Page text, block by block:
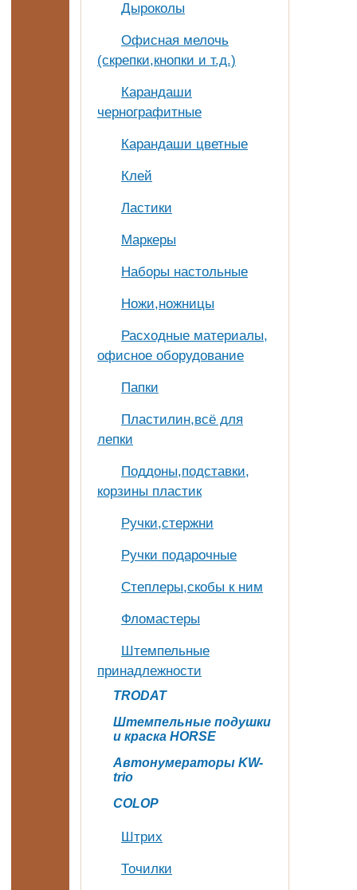
Дыроколы
Офисная мелочь
(скрепки,кнопки и т.д.)
Карандаши
чернографитные
Карандаши цветные
Клей
Ластики
Маркеры
Наборы настольные
Ножи,ножницы
Расходные материалы,
офисное оборудование
Папки
Пластилин,всё для
лепки
Поддоны,подставки,
корзины пластик
Ручки,стержни
Ручки подарочные
Степлеры,скобы к ним
Фломастеры
Штемпельные
принадлежности
TRODAT
Штемпельные подушки
и краска HORSE
Автонумераторы KW-
trio
COLOP
Штрих
Точилки